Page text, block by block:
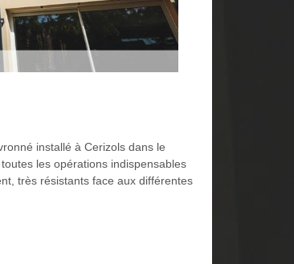
installé à Cerizols dans le
les opérations indispensables
très résistants face aux différentes